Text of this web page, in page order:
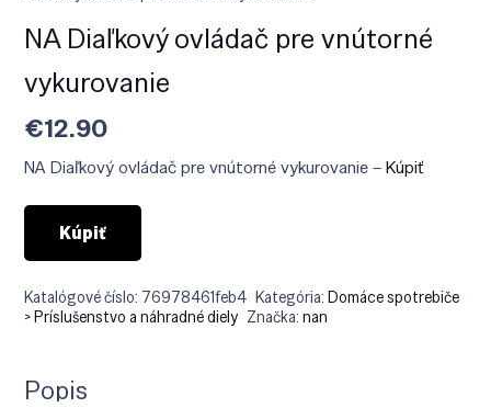
NA Diaľkový ovládač pre vnútorné
vykurovanie
€12.90
NA Diaľkový ovládač pre vnútorné vykurovanie –Kúpiť
Kúpiť
Katalógové číslo: 76978461feb4 Kategória:Domáce spotrebiče
> Príslušenstvo a náhradné diely Značka:nan
Popis